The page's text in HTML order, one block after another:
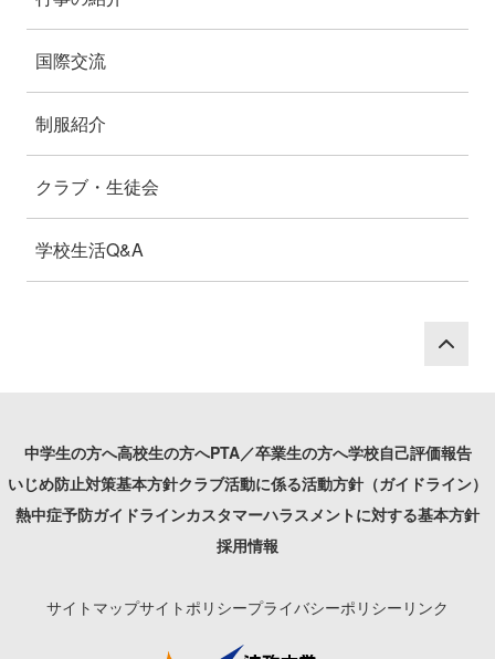
国際交流
制服紹介
クラブ・生徒会
学校生活Q&A
中学生の方へ高校生の方へPTA／卒業生の方へ学校自己評価報告
いじめ防止対策基本方針クラブ活動に係る活動方針（ガイドライン）
熱中症予防ガイドラインカスタマーハラスメントに対する基本方針
採用情報
サイトマップサイトポリシープライバシーポリシー リンク